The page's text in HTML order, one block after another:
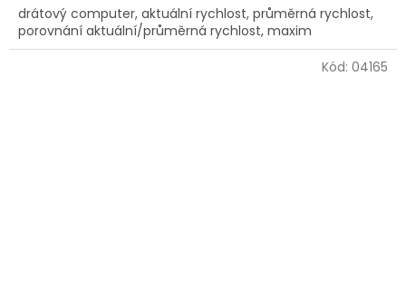
drátový computer, aktuální rychlost, průměrná rychlost,
porovnání aktuální/průměrná rychlost, maxim
Kód: 04165